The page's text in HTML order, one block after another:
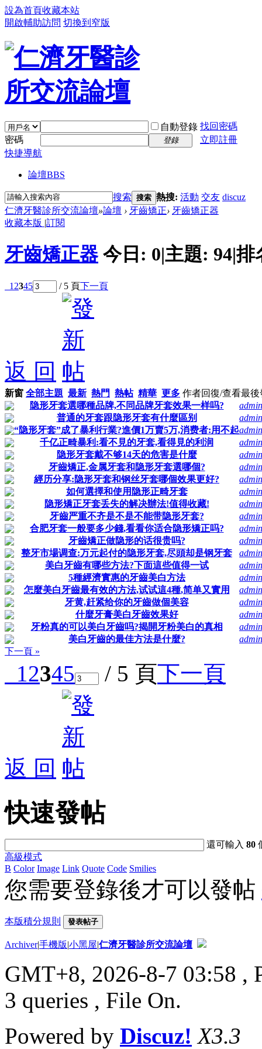
設為首頁收藏本站
開啟輔助訪問 切換到窄版
自動登錄 找回密碼
密碼
登錄
立即註冊
快捷導航
論壇BBS
搜索 搜索 熱搜: 活動 交友 discuz
仁濟牙醫診所交流論壇»論壇 › 牙齒矯正› 牙齒矯正器
收藏本版 |訂閱
牙齒矯正器 今日: 0|主題: 94|排
1 2345 / 5 頁下一頁
返 回
新窗 全部主題 最新 熱門 熱帖 精華 更多 作者回復/查看最後
隐形牙套選哪種品牌,不同品牌牙套效果一样吗?
admin
普通的牙套跟隐形牙套有什麼區别
admin
“隐形牙套”成了暴利行業?進價1万賣5万,消费者:用不起admin
千亿正畸暴利:看不見的牙套,看得見的利润
admin
隐形牙套戴不够14天的危害是什麼
admin
牙齒矯正,金属牙套和隐形牙套選哪個?
admin
經历分享:隐形牙套和钢丝牙套哪個效果更好?
admin
如何選擇和使用隐形正畸牙套
admin
隐形矯正牙套丢失的解决辦法!值得收藏!
admin
牙齒严重不齐是不是不能带隐形牙套?
admin
合肥牙套一般要多少錢,看看你适合隐形矯正吗?
admin
牙齒矯正做隐形的话很贵吗?
admin
整牙市場调查:万元起付的隐形牙套,尽頭却是钢牙套
admin
美白牙齒有哪些方法?下面這些值得一试
admin
5種經濟實惠的牙齒美白方法
admin
怎麼美白牙齒最有效的方法,试试這4種,简单又實用
admin
牙黄,赶紧给你的牙齒做個美容
admin
什麼牙膏美白牙齒效果好
admin
牙粉真的可以美白牙齒吗?揭開牙粉美白的真相
admin
美白牙齒的最佳方法是什麼?
admin
下一頁 »
12345 / 5 頁下一頁
返 回
快速發帖
還可輸入80
高級模式
B Color Image Link Quote Code Smilies
您需要登錄後才可以發帖
本版積分規則 發表帖子
Archiver|手機版|小黑屋|仁濟牙醫診所交流論壇
GMT+8, 2026-8-7 03:58 ,
3 queries , File On.
Powered by Discuz! X3.3